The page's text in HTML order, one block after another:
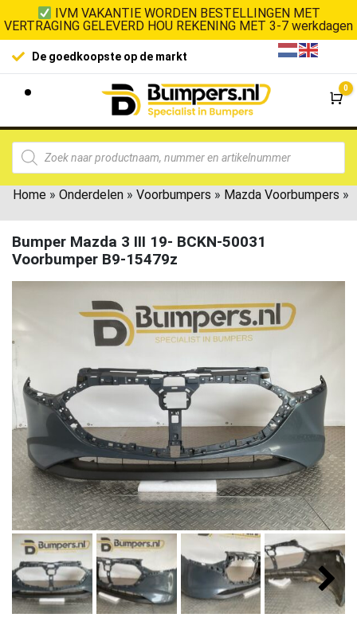
IVM VAKANTIE WORDEN BESTELLINGEN MET
VERTRAGING GELEVERD HOU REKENING MET 3-7 werkdagen
De goedkoopste op de markt
0
Home » Onderdelen » Voorbumpers » Mazda Voorbumpers »
Bumper Mazda 3 III 19- BCKN-50031
Voorbumper B9-15479z